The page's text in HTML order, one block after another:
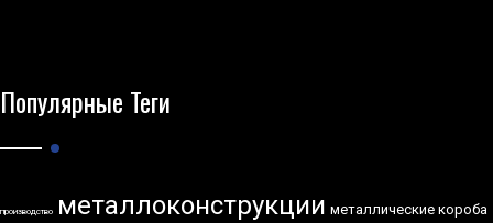
Популярные Теги
производство металлоконструкции металлические короба